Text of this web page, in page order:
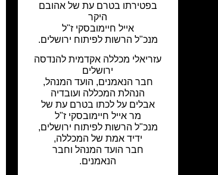
בפטירתו בטרם עת של אהובם
היקר
אייל חיימובסקי ז"ל
מנכ"ל הרשות לפיתוח ירושלים.
עזריאלי מכללה אקדמית להנדסה
ירושלים
חבר הנאמנים, הועד המנהל,
הנהלת המכללה ועובדיה
אבלים על לכתו בטרם עת של
מר אייל חיימובסקי ז"ל
מנכ"ל הרשות לפיתוח ירושלים,
ידיד אמת של המכללה,
חבר הועד המנהל וחבר
הנאמנים.